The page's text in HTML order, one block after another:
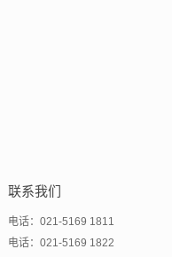
联系我们
电话：021-5169 1811
电话：021-5169 1822